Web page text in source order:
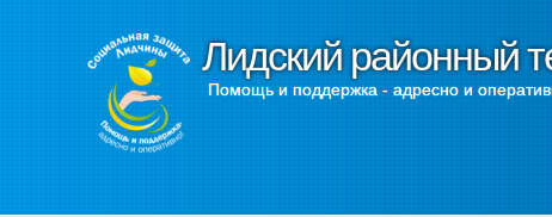
Лидский районный
Лидский районный
Помощь и поддержка - адресно и